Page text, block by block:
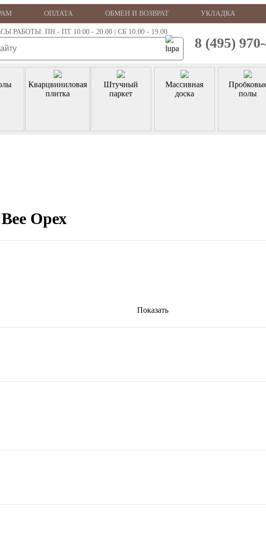
ОПЛАТА ОБМЕН И ВОЗВРАТ УКЛАДКА
РАБОТЫ: ПН - ПТ 10:00 - 20.00 | СБ 10:00 - 19.00
8 (495)
Кварцвиниловая
плитка
Штучный
паркет
Массивная
доска
полы
Орех
Показать